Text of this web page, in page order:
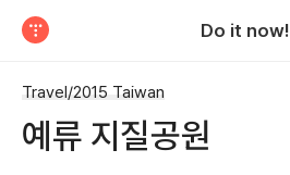
Do it now!
Travel/2015 Taiwan
예류 지질공원